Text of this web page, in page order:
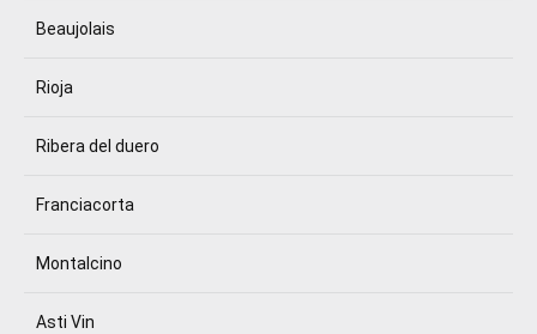
Beaujolais
Rioja
Ribera del duero
Franciacorta
Montalcino
Asti Vin